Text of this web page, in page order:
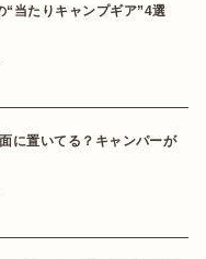
“当たりキャンプギア”4選
に置いてる？キャンパーが